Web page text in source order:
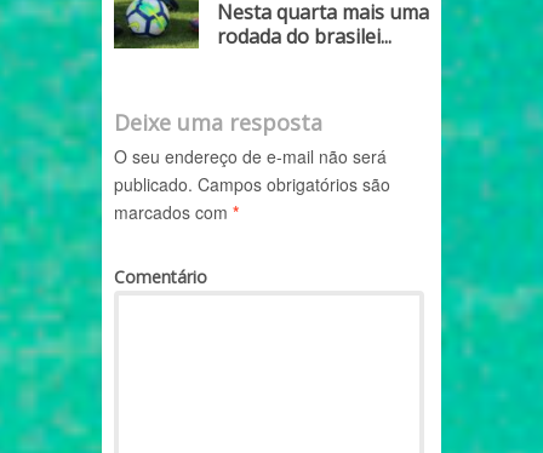
Nesta quarta mais uma
rodada do brasilei...
Deixe uma resposta
O seu endereço de e-mail não será
publicado. Campos obrigatórios são
marcados com *
Comentário